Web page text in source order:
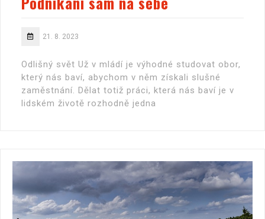
21. 8. 2023
Odlišný svět Už v mládí je výhodné studovat obor,
který nás baví, abychom v něm získali slušné
zaměstnání. Dělat totiž práci, která nás baví je v
lidském životě rozhodně jedna